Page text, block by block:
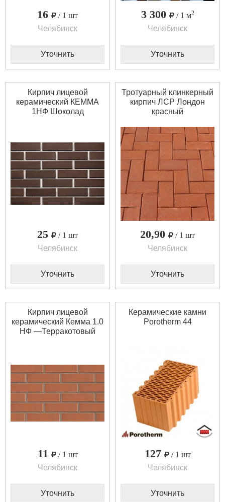
16
/ 1 шт
Челябинск
Уточнить
3 300 / 1 м2
Челябинск
Уточнить
Кирпич лицевой
керамический КЕММА
1НФ Шоколад
25
/ 1 шт
Челябинск
Уточнить
Тротуарный клинкерный
кирпич ЛСР Лондон
красный
20,90
/ 1 шт
Челябинск
Уточнить
Кирпич лицевой
керамический Кемма 1.0
НФ —Терракотовый
11
/ 1 шт
Челябинск
Уточнить
Керамические камни
Porotherm 44
127
/ 1 шт
Челябинск
Уточнить